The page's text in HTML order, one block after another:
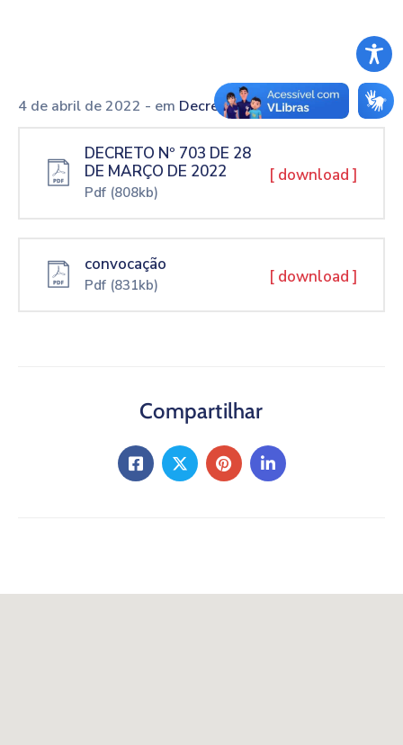
4 de abril de 2022 - em Decretos
DECRETO Nº 703 DE 28
DE MARÇO DE 2022
Pdf (808kb)
[ download ]
convocação
Pdf (831kb) [ download ]
Compartilhar